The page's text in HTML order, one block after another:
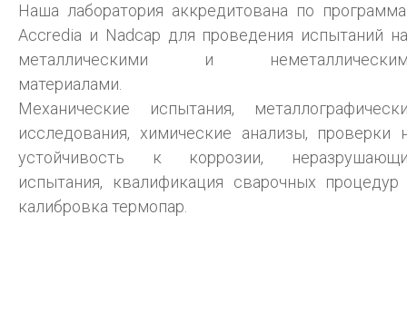
Наша лаборатория аккредитована по
Accredia и Nadcap для проведения испытаний
металлическими и
материалами.
Механические испытания,
исследования, химические анализы, проверки
устойчивость к коррозии,
испытания, квалификация сварочных процедур
калибровка термопар.